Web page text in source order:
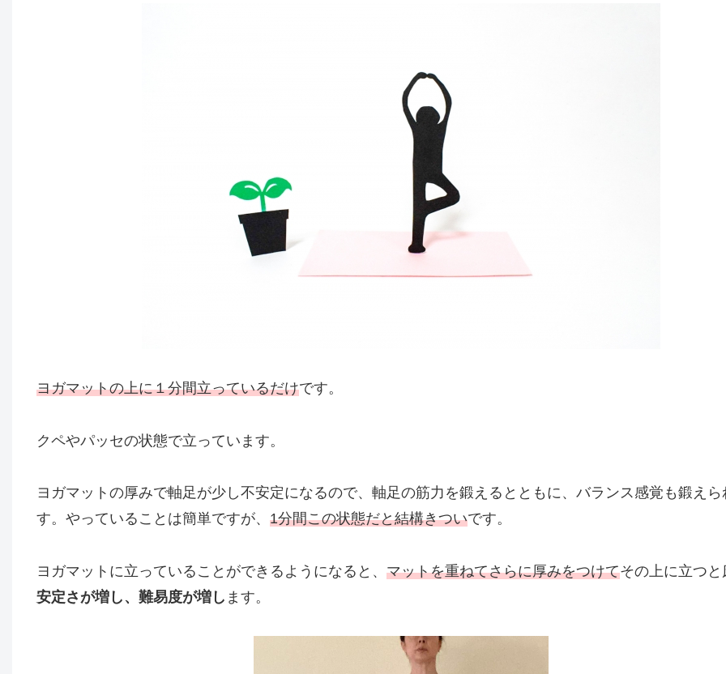
ヨガマットの上に１分間立っているだけです。
クペやパッセの状態で立っています。
ヨガマットの厚みで軸足が少し不安定になるので、軸足の筋力を鍛えるとともに、バランス感覚も鍛えら
す。やっていることは簡単ですが、 1分間この状態だと結構きついです。
ヨガマットに立っていることができるようになると、 マットを重ねてさらに厚みをつけてその上に立つと
安定さが増し、難易度が増し ます。